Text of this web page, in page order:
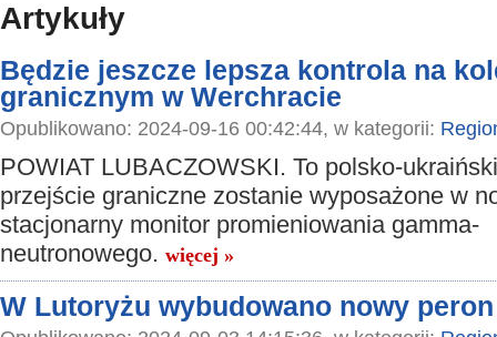
Artykuły
Będzie jeszcze lepsza kontrola na
granicznym w Werchracie
Opublikowano: 2024-09-16 00:42:44, w kategorii:
POWIAT LUBACZOWSKI. To polsko-
przejście graniczne zostanie wyposażone w
stacjonarny monitor promieniowania gamma-
neutronowego. więcej »
W Lutoryżu wybudowano nowy